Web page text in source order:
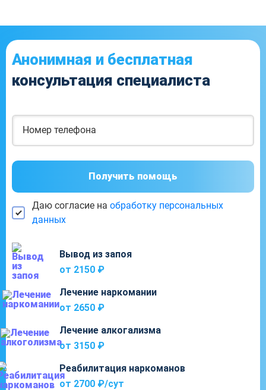
Анонимная и бесплатная
консультация специалиста
Получить помощь
Даю согласие на обработку персональных
данных
Вывод из запоя
от 2150 ₽
Лечение наркомании
от 2650 ₽
Лечение алкогализма
от 3150 ₽
Реабилитация наркоманов
от 2700 ₽/cут